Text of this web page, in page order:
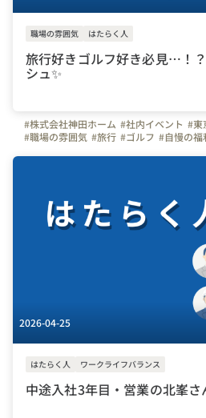
職場の雰囲気 はたらく人
旅行好きゴルフ好き必見…！
シュ✨
#株式会社神田ホーム #社内イベント #東
#職場の雰囲気 #旅行 #ゴルフ #自慢の福
2026-04-25
はたらく人 ワークライフバランス
中途入社3年目・営業の北峯